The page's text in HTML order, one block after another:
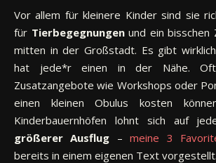
Vor allem für kleinere Kinder sind sie
für Tierbegegnungenund ein bisschen
mitten in der Großstadt. Es gibt
hat jede*r einen in der Nähe.
Zusatzangebote wie Workshops oder
einen kleinen Obulus kosten
Kinderbauernhöfen lohnt sich auf
größerer Ausflug –meine 3
bereits in einem eigenen Text vorgestellt.